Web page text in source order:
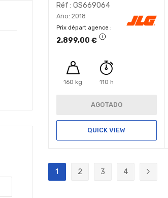
Réf : GS669064
Año: 2018
Prix départ agence
2.899,00 €
160 kg 110 h
AGOTADO
QUICK VIEW
Página
Actualmente estás leyendo página
1
2
3
4